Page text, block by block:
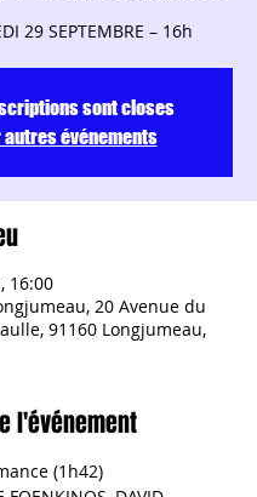
sont closes
autres événements
16:00
20 Avenue du
91160 Longjumeau,
l'événement
(1h42)